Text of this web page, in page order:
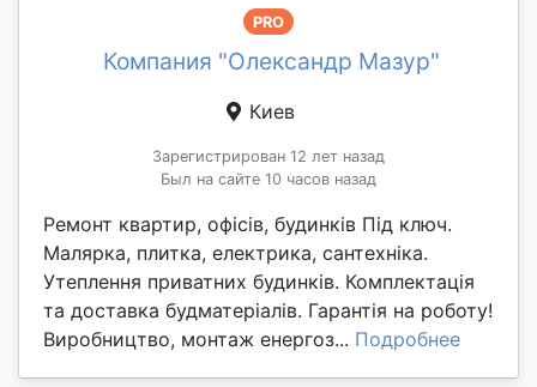
PRO
Компания "Олександр Мазур"
Киев
Зарегистрирован 12 лет назад
Был на сайте 10 часов назад
Ремонт квартир, офісів, будинків Під ключ.
Малярка, плитка, електрика, сантехніка.
Утеплення приватних будинків. Комплектація
та доставка будматеріалів. Гарантія на роботу!
Виробництво, монтаж енергоз... Подробнее